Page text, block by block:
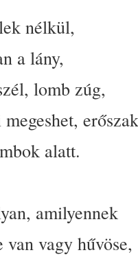
nélkül,
a lány,
lomb zúg,
erőszak
alatt.
amilyennek
vagy hűvöse,